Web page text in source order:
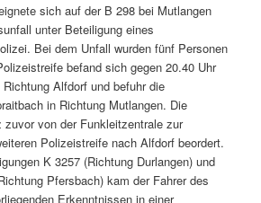
sich auf der B 298 bei Mutlangen
unter Beteiligung eines
Bei dem Unfall wurden fünf Personen
befand sich gegen 20.40 Uhr
Alfdorf und befuhr die
in Richtung Mutlangen. Die
zuvor von der Funkleitzentrale zur
Polizeistreife nach Alfdorf beordert.
K 3257 (Richtung Durlangen) und
Pfersbach) kam der Fahrer des
Erkenntnissen in einer